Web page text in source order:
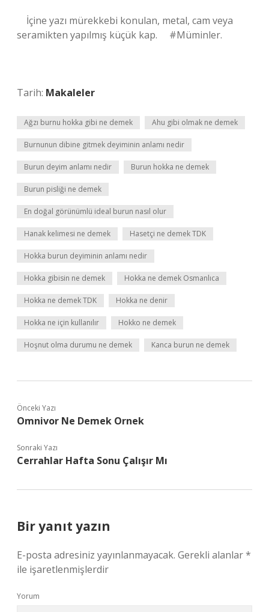
⠀ İçine yazı mürekkebi konulan, metal, cam veya
seramikten yapılmış küçük kap. ⠀ #Müminler.
Tarih: Makaleler
Ağzı burnu hokka gibi ne demek Ahu gibi olmak ne demek
Burnunun dibine gitmek deyiminin anlamı nedir
Burun deyim anlamı nedir Burun hokka ne demek
Burun pisliği ne demek
En doğal görünümlü ideal burun nasıl olur
Hanak kelimesi ne demek Hasetçi ne demek TDK
Hokka burun deyiminin anlamı nedir
Hokka gibisin ne demek Hokka ne demek Osmanlıca
Hokka ne demek TDK Hokka ne denir
Hokka ne için kullanılır Hokko ne demek
Hoşnut olma durumu ne demek Kanca burun ne demek
Önceki Yazı
Omnivor Ne Demek Ornek
Sonraki Yazı
Cerrahlar Hafta Sonu Çalışır Mı
Bir yanıt yazın
E-posta adresiniz yayınlanmayacak. Gerekli alanlar*
ile işaretlenmişlerdir
Yorum